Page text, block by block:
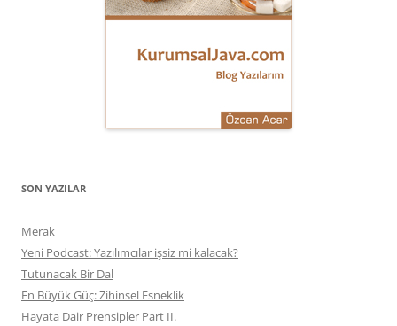
SON YAZILAR
Merak
Yeni Podcast: Yazılımcılar işsiz mi kalacak?
Tutunacak Bir Dal
En Büyük Güç: Zihinsel Esneklik
Hayata Dair Prensipler Part II.